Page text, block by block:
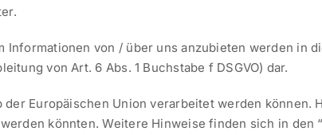
von / über uns anzubieten werden in
von Art. 6 Abs. 1 Buchstabe f DSGVO) dar.
Europäischen Union verarbeitet werden
könnten. Weitere Hinweise finden sich in den